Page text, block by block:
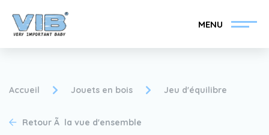
MENU
Accueil Jouets en bois Jeu d'équilibre
Retour Ã la vue d'ensemble